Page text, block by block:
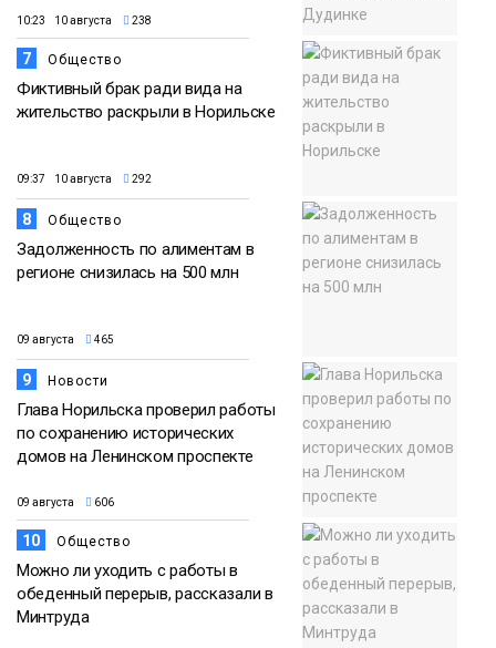
10:23 10 августа 238
7 Общество
Фиктивный брак ради вида на
жительство раскрыли в Норильске
09:37 10 августа 292
8 Общество
Задолженность по алиментам в
регионе снизилась на 500 млн
09 августа 465
9 Новости
Глава Норильска проверил работы
по сохранению исторических
домов на Ленинском проспекте
09 августа 606
10 Общество
Можно ли уходить с работы в
обеденный перерыв, рассказали в
Минтруда